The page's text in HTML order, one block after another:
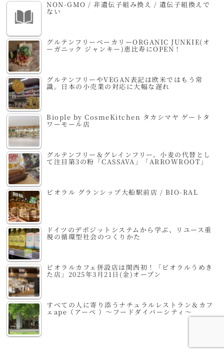
NON-GMO / 非遺伝子組み換え / 遺伝子組換えで
ない
グルテンフリーベーカリーORGANIC JUNKIE(オ
ーガニック ジャンキー)恵比寿にOPEN！
グルテンフリーやVEGAN表記は欧米ではもう常
識。日本の小売業の対応に大幅な遅れ
Biople by CosmeKitchen タカシマヤ ゲートタ
ワーモール店
グルテンフリー＆グレインフリー。小麦の代替とし
て注目第3の粉「CASSAVA」「ARROWROOT」
ビオラル グランシップ大船駅前店 / BIO-RAL
ドイツのデポジットシステムから学ぶ、リユース重
視の循環型社会のつくりかた
ビオラルカフェ併設店は関西初！「ビオラルうめき
た店」2025年3月21日(金)オープン
すべての人に寄り添うナチュラルレストラン＆カフ
ェape（アーペ ）～フードダイバーシティ～